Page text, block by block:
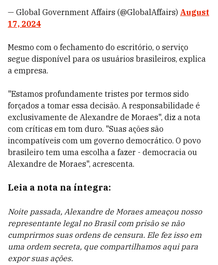
— Global Government Affairs (@GlobalAffairs) August
17, 2024
Mesmo com o fechamento do escritório, o serviço
segue disponível para os usuários brasileiros, explica
a empresa.
"Estamos profundamente tristes por termos sido
forçados a tomar essa decisão. A responsabilidade é
exclusivamente de Alexandre de Moraes", diz a nota
com críticas em tom duro. "Suas ações são
incompatíveis com um governo democrático. O povo
brasileiro tem uma escolha a fazer - democracia ou
Alexandre de Moraes", acrescenta.
Leia a nota na íntegra:
Noite passada, Alexandre de Moraes ameaçou nosso
representante legal no Brasil com prisão se não
cumprirmos suas ordens de censura. Ele fez isso em
uma ordem secreta, que compartilhamos aqui para
expor suas ações.